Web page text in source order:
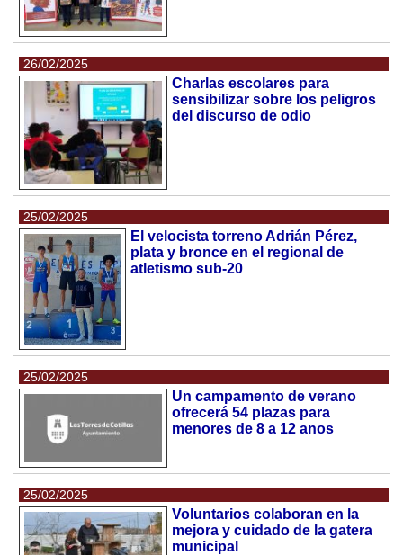
26/02/2025
Charlas escolares para
sensibilizar sobre los peligros
del discurso de odio
25/02/2025
El velocista torreno Adrián Pérez,
plata y bronce en el regional de
atletismo sub-20
25/02/2025
Un campamento de verano
ofrecerá 54 plazas para
menores de 8 a 12 anos
25/02/2025
Voluntarios colaboran en la
mejora y cuidado de la gatera
municipal